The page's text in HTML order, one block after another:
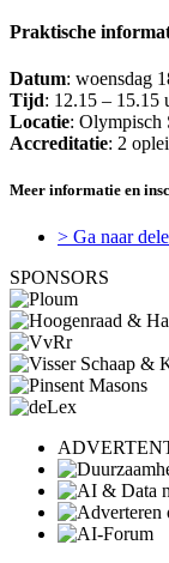
Praktische
Datum: woensdag
Tijd: 12.15 – 15.15
Locatie: Olympisch
Accreditatie: 2
Meer informatie en
> Ga naar
SPONSORS